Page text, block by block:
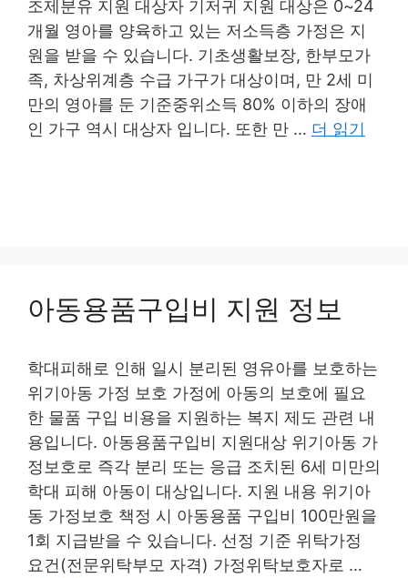
조제분유 지원 대상자 기저귀 지원 대상은 0~24
개월 영아를 양육하고 있는 저소득층 가정은 지
원을 받을 수 있습니다. 기초생활보장, 한부모가
족, 차상위계층 수급 가구가 대상이며, 만 2세 미
만의 영아를 둔 기준중위소득 80% 이하의 장애
인 가구 역시 대상자 입니다. 또한 만 … 더 읽기
아동용품구입비 지원 정보
학대피해로 인해 일시 분리된 영유아를 보호하는
위기아동 가정 보호 가정에 아동의 보호에 필요
한 물품 구입 비용을 지원하는 복지 제도 관련 내
용입니다. 아동용품구입비 지원대상 위기아동 가
정보호로 즉각 분리 또는 응급 조치된 6세 미만의
학대 피해 아동이 대상입니다. 지원 내용 위기아
동 가정보호 책정 시 아동용품 구입비 100만원을
1회 지급받을 수 있습니다. 선정 기준 위탁가정
요건(전문위탁부모 자격) 가정위탁보호자로 …